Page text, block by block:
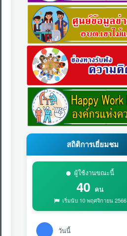
สถิติการเยี่ยมชม
ผู้ใช้งานขณะนี้
40 คน
เริ่มนับ 10 พฤศจิกายน 2566
วันนี้